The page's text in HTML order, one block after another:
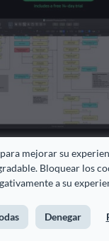
mejorar su
Bloquear los
a su
Denegar
aplicación
tiene una serie
especialmente para